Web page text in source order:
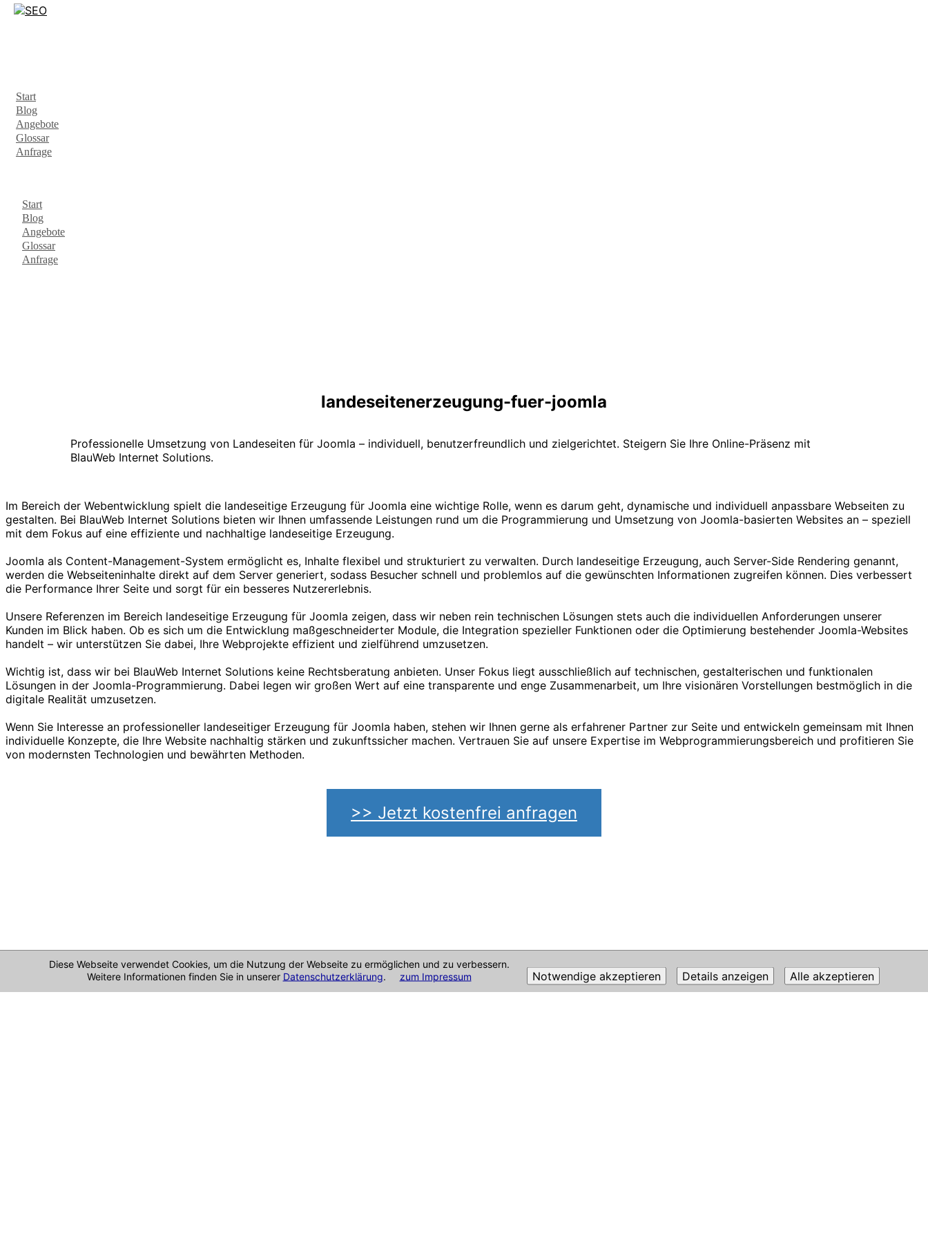
Diese Webseite verwendet Cookies, um die Nutzung der Webseite zu ermöglichen und zu verbessern.
Weitere Informationen finden Sie in unserer Datenschutzerklärung. zum Impressum Notwendige akzeptieren Details anzeigen Alle akzeptieren
Start
Blog
Angebote
Glossar
Anfrage
Start
Blog
Angebote
Glossar
Anfrage
landeseitenerzeugung-fuer-joomla
Professionelle Umsetzung von Landeseiten für Joomla – individuell, benutzerfreundlich und zielgerichtet. Steigern Sie Ihre Online-Präsenz mit
BlauWeb Internet Solutions.
Im Bereich der Webentwicklung spielt die landeseitige Erzeugung für Joomla eine wichtige Rolle, wenn es darum geht, dynamische und individuell anpassbare Webseiten zu
gestalten. Bei BlauWeb Internet Solutions bieten wir Ihnen umfassende Leistungen rund um die Programmierung und Umsetzung von Joomla-basierten Websites an – speziell
mit dem Fokus auf eine effiziente und nachhaltige landeseitige Erzeugung.
Joomla als Content-Management-System ermöglicht es, Inhalte flexibel und strukturiert zu verwalten. Durch landeseitige Erzeugung, auch Server-Side Rendering genannt,
werden die Webseiteninhalte direkt auf dem Server generiert, sodass Besucher schnell und problemlos auf die gewünschten Informationen zugreifen können. Dies verbessert
die Performance Ihrer Seite und sorgt für ein besseres Nutzererlebnis.
Unsere Referenzen im Bereich landeseitige Erzeugung für Joomla zeigen, dass wir neben rein technischen Lösungen stets auch die individuellen Anforderungen unserer
Kunden im Blick haben. Ob es sich um die Entwicklung maßgeschneiderter Module, die Integration spezieller Funktionen oder die Optimierung bestehender Joomla-Websites
handelt – wir unterstützen Sie dabei, Ihre Webprojekte effizient und zielführend umzusetzen.
Wichtig ist, dass wir bei BlauWeb Internet Solutions keine Rechtsberatung anbieten. Unser Fokus liegt ausschließlich auf technischen, gestalterischen und funktionalen
Lösungen in der Joomla-Programmierung. Dabei legen wir großen Wert auf eine transparente und enge Zusammenarbeit, um Ihre visionären Vorstellungen bestmöglich in die
digitale Realität umzusetzen.
Wenn Sie Interesse an professioneller landeseitiger Erzeugung für Joomla haben, stehen wir Ihnen gerne als erfahrener Partner zur Seite und entwickeln gemeinsam mit Ihnen
individuelle Konzepte, die Ihre Website nachhaltig stärken und zukunftssicher machen. Vertrauen Sie auf unsere Expertise im Webprogrammierungsbereich und profitieren Sie
von modernsten Technologien und bewährten Methoden.
>> Jetzt kostenfrei anfragen